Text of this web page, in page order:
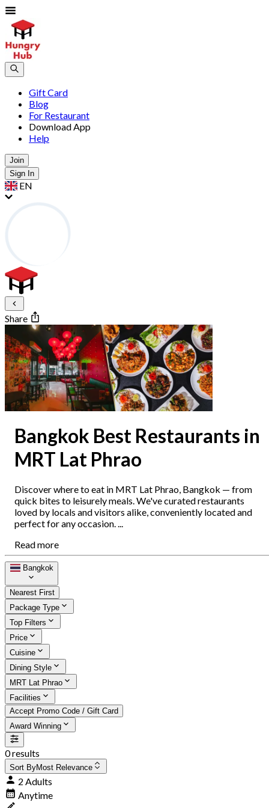
Gift Card
Blog
For Restaurant
Download App
Help
Join
Sign In
EN
Share
Bangkok Best Restaurants in
MRT Lat Phrao
Discover where to eat in MRT Lat Phrao, Bangkok — from
quick bites to leisurely meals. We've curated restaurants
loved by locals and visitors alike, conveniently located and
perfect for any occasion. ...
Read more
Bangkok
Nearest First
Package Type
Top Filters
Price
Cuisine
Dining Style
MRT Lat Phrao
Facilities
Accept Promo Code / Gift Card
Award Winning
0 results
Sort ByMost Relevance
2 Adults
Anytime